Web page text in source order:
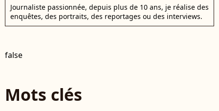
Journaliste passionnée, depuis plus de 10 ans, je réalise des
enquêtes, des portraits, des reportages ou des interviews.
false
Mots clés